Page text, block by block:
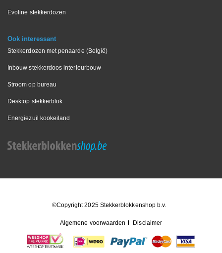
Evoline stekkerdozen
Ook interessant
Stekkerdozen met penaarde (België)
Inbouw stekkerdoos interieurbouw
Stroom op bureau
Desktop stekkerblok
Energiezuil kookeiland
©Copyright 2025 Stekkerblokkenshop b.v.
Algemene voorwaarden Disclaimer